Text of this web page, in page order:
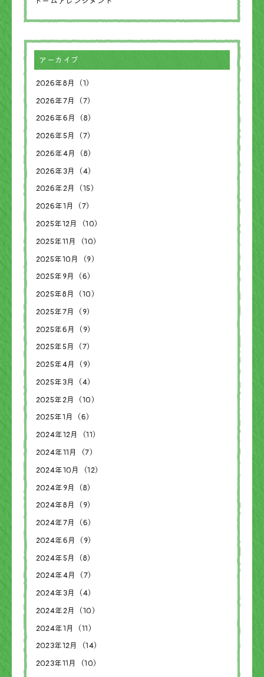
アーカイブ
2026年8月（1）
2026年7月（7）
2026年6月（8）
2026年5月（7）
2026年4月（8）
2026年3月（4）
2026年2月（15）
2026年1月（7）
2025年12月（10）
2025年11月（10）
2025年10月（9）
2025年9月（6）
2025年8月（10）
2025年7月（9）
2025年6月（9）
2025年5月（7）
2025年4月（9）
2025年3月（4）
2025年2月（10）
2025年1月（6）
2024年12月（11）
2024年11月（7）
2024年10月（12）
2024年9月（8）
2024年8月（9）
2024年7月（6）
2024年6月（9）
2024年5月（8）
2024年4月（7）
2024年3月（4）
2024年2月（10）
2024年1月（11）
2023年12月（14）
2023年11月（10）